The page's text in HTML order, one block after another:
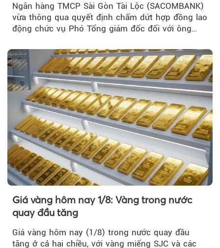
Ngân hàng TMCP Sài Gòn Tài Lộc (SACOMBANK)
vừa thông qua quyết định chấm dứt hợp đồng lao
động chức vụ Phó Tổng giám đốc đối với ông
Giá vàng hôm nay 1/8: Vàng trong nước
quay đầu tăng
Giá vàng hôm nay (1/8) trong nước quay đầu
tăng ở cả hai chiều, với vàng miếng SJC và các